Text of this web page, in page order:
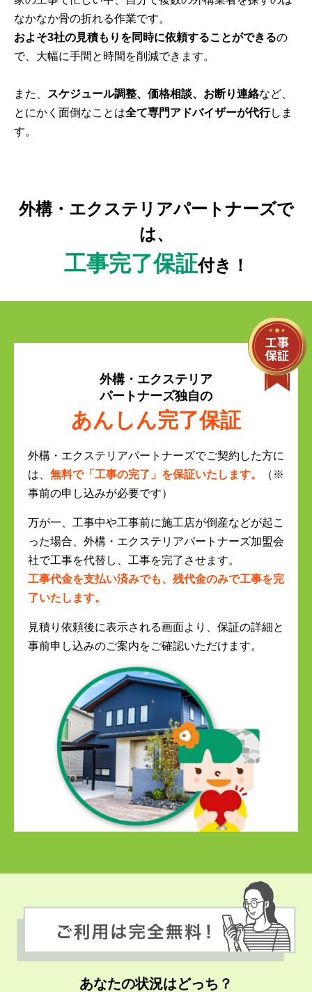
なかなか骨の折れる作業です。
およそ3社の見積もりを同時に依頼することができるの
で、大幅に手間と時間を削減できます。
また、 スケジュール調整、価格相談、お断り連絡など、
とにかく面倒なことは全て専門アドバイザーが代行しま
す。
外構・エクステリアパートナーズで
は、
工事完了保証付き！
外構・エクステリア
パートナーズ独自の
あんしん完了保証
外構・エクステリアパートナーズでご契約した方に
は、 無料で「工事の完了」を保証いたします。
（※
事前の申し込みが必要です）
万が一、工事中や工事前に施工店が倒産などが起こ
った場合、外構・エクステリアパートナーズ加盟会
社で工事を代替し、工事を完了させます。
工事代金を支払い済みでも、残代金のみで工事を完
了いたします。
見積り依頼後に表示される画面より、保証の詳細と
事前申し込みのご案内をご確認いただけます。
あなたの状況はどっち？